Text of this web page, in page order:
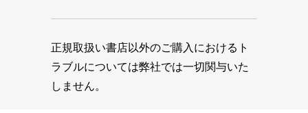
正規取扱い書店以外のご購入におけるト
ラブルについては弊社では一切関与いた
しません。